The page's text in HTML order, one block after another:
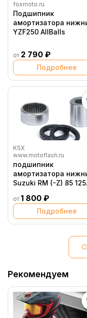
foxmoto.ru
Подшипник
амортизатора
YZF250 AllBalls
от 2 790 ₽
Подробнее
KSX
www.motoflash.ru
подшипник
амортизатора
Suzuki RM (-Z) 85 125
от 1 800 ₽
Подробнее
Рекомендуем